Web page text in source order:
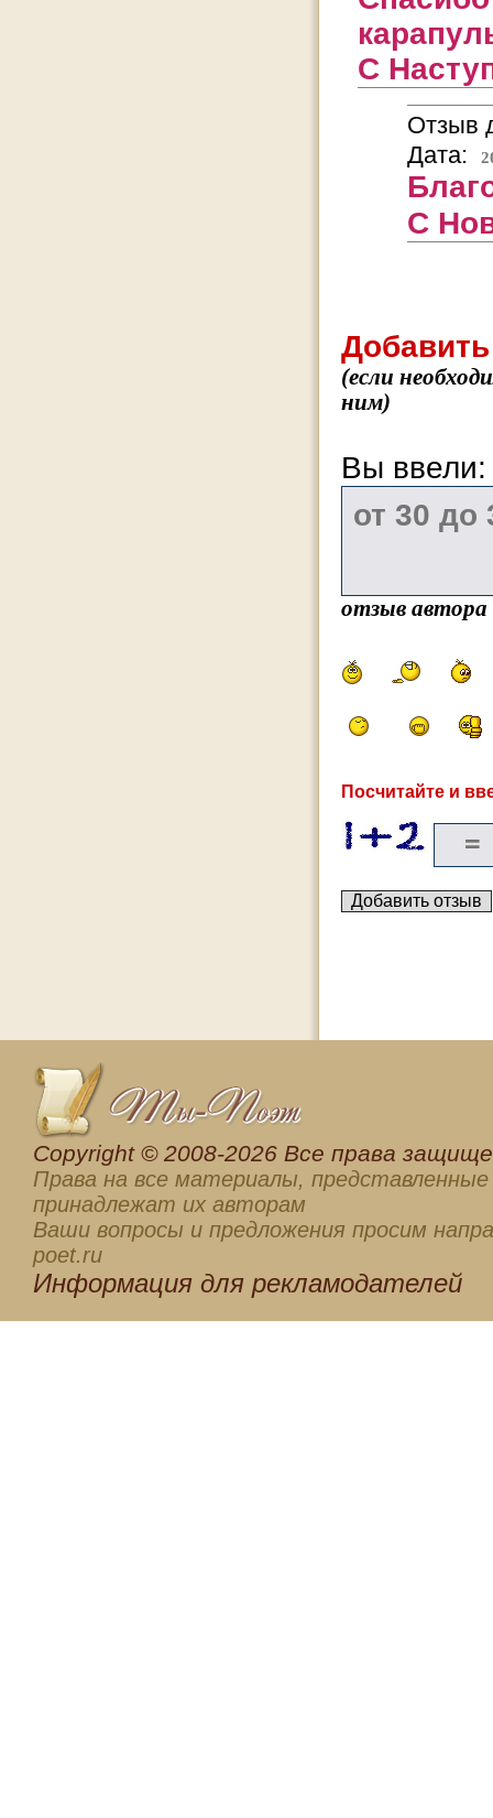
С
Отзыв
Дата:
С
(если
ним)
Вы
отзыв
Посчитайте и
Сopyright © 2008-2026 Все права
Права на все материалы, представленные
принадлежат их авторам
Ваши вопросы и предложения просим
poet.ru
Информация для рекламодателей